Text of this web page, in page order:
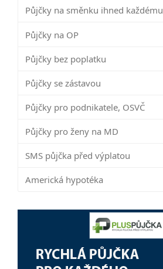
Půjčky na směnku ihned každému
Půjčky na OP
Půjčky bez poplatku
Půjčky se zástavou
Půjčky pro podnikatele, OSVČ
Půjčky pro ženy na MD
SMS půjčka před výplatou
Americká hypotéka